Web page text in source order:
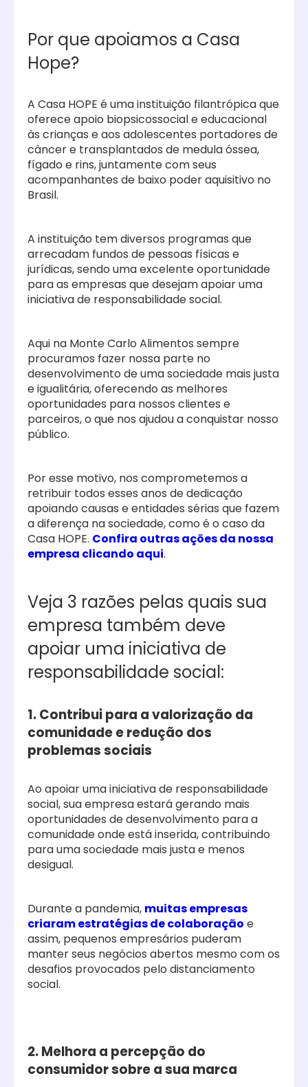
Por que apoiamos a Casa
Hope?
A Casa HOPE é uma instituição filantrópica que
oferece apoio biopsicossocial e educacional
às crianças e aos adolescentes portadores de
câncer e transplantados de medula óssea,
fígado e rins, juntamente com seus
acompanhantes de baixo poder aquisitivo no
Brasil.
A instituição tem diversos programas que
arrecadam fundos de pessoas físicas e
jurídicas, sendo uma excelente oportunidade
para as empresas que desejam apoiar uma
iniciativa de responsabilidade social.
Aqui na Monte Carlo Alimentos sempre
procuramos fazer nossa parte no
desenvolvimento de uma sociedade mais justa
e igualitária, oferecendo as melhores
oportunidades para nossos clientes e
parceiros, o que nos ajudou a conquistar nosso
público.
Por esse motivo, nos comprometemos a
retribuir todos esses anos de dedicação
apoiando causas e entidades sérias que fazem
a diferença na sociedade, como é o caso da
Casa HOPE. Confira outras ações da nossa
empresa clicando aqui.
Veja 3 razões pelas quais sua
empresa também deve
apoiar uma iniciativa de
responsabilidade social:
1. Contribui para a valorização da
comunidade e redução dos
problemas sociais
Ao apoiar uma iniciativa de responsabilidade
social, sua empresa estará gerando mais
oportunidades de desenvolvimento para a
comunidade onde está inserida, contribuindo
para uma sociedade mais justa e menos
desigual.
Durante a pandemia, muitas empresas
criaram estratégias de colaboração e
assim, pequenos empresários puderam
manter seus negócios abertos mesmo com os
desafios provocados pelo distanciamento
social.
2. Melhora a percepção do
consumidor sobre a sua marca